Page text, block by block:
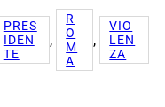
PRES
IDEN
TE
,
R
O
M
A
,
VIO
LEN
ZA